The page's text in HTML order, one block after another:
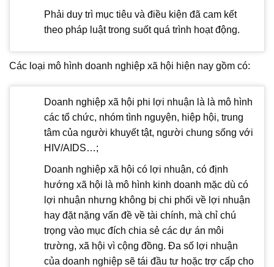
Phải duy trì mục tiêu và điều kiện đã cam kết
theo pháp luật trong suốt quá trình hoạt động.
Các loại mô hình doanh nghiệp xã hội hiện nay gồm có:
Doanh nghiệp xã hội phi lợi nhuận là là mô hình
các tổ chức, nhóm tình nguyện, hiệp hội, trung
tâm của người khuyết tật, người chung sống với
HIV/AIDS…;
Doanh nghiệp xã hội có lợi nhuận, có định
hướng xã hội là mô hình kinh doanh mặc dù có
lợi nhuận nhưng không bị chi phối về lợi nhuận
hay đặt nặng vấn đề về tài chính, mà chỉ chú
trọng vào mục đích chia sẻ các dự án môi
trường, xã hội vì cộng đồng. Đa số lợi nhuận
của doanh nghiệp sẽ tái đầu tư hoặc trợ cấp cho